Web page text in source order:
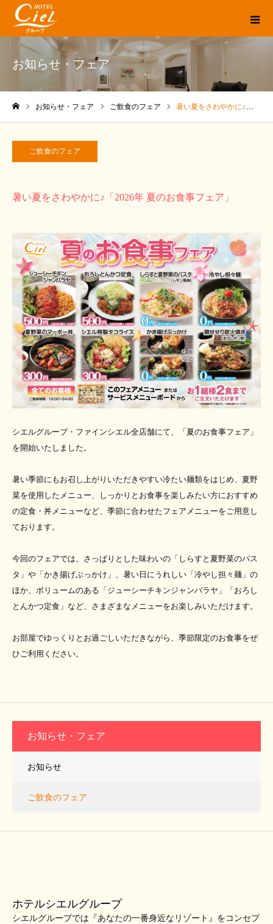
お知らせ・フェア
お知らせ・フェア ご飲食のフェア 暑い夏をさわやかに♪「2026年 夏のお食事フェア」
ご飲食のフェア
暑い夏をさわやかに♪「2026年 夏のお食事フェア」
シエルグループ・ファインシエル全店舗にて、「夏のお食事フェア」
を開始いたしました。
暑い季節にもお召し上がりいただきやすい冷たい麺類をはじめ、夏野
菜を使用したメニュー、しっかりとお食事を楽しみたい方におすすめ
の定食・丼メニューなど、季節に合わせたフェアメニューをご用意し
ております。
今回のフェアでは、さっぱりとした味わいの「しらすと夏野菜のパス
タ」や「かき揚げぶっかけ」、暑い日にうれしい「冷やし担々麺」の
ほか、ボリュームのある「ジューシーチキンジャンバラヤ」「おろし
とんかつ定食」など、さまざまなメニューをお楽しみいただけます。
お部屋でゆっくりとお過ごしいただきながら、季節限定のお食事をぜ
ひご利用ください。
お知らせ・フェア
お知らせ
ご飲食のフェア
ホテルシエルグループ
シエルグループでは『あなたの一番身近なリゾート』をコンセプ